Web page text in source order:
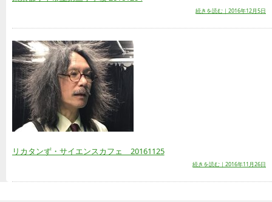
続きを読む｜2016年12月5日
リカタンず・サイエンスカフェ 20161125
続きを読む｜2016年11月26日